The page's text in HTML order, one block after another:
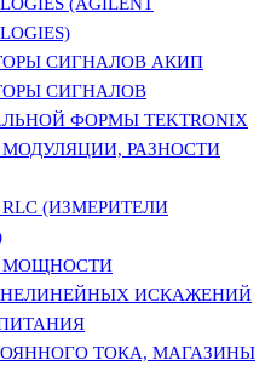
СИГНАЛОВ АКИП
СИГНАЛОВ
ФОРМЫ TEKTRONIX
РАЗНОСТИ
(ИЗМЕРИТЕЛИ
МОЩНОСТИ
НЕЛИНЕЙНЫХ ИСКАЖЕНИЙ
ТОКА, МАГАЗИНЫ